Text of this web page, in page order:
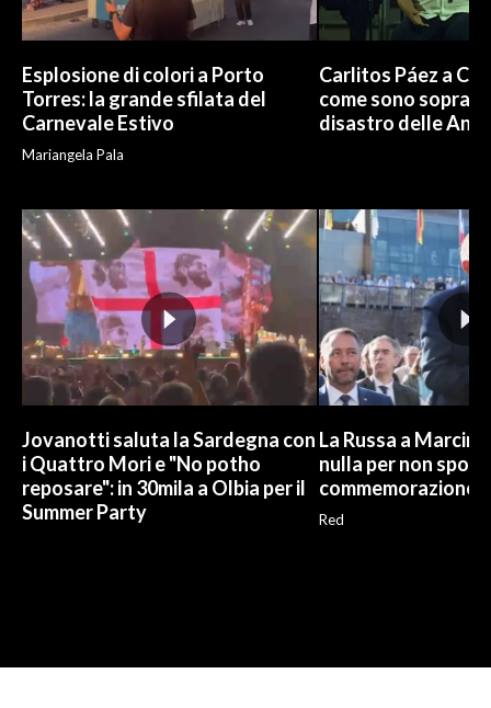
Esplosione di colori a Porto
Torres: la grande sfilata del
Carnevale Estivo
Mariangela Pala
Carlitos Páez a
come sono
disastro delle
Jovanotti saluta la Sardegna con
i Quattro Mori e "No potho
reposare": in 30mila a Olbia per il
Summer Party
La Russa a
nulla per non
commemorazione
Red